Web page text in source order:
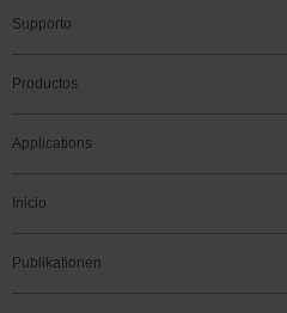
Supporto
Productos
Applications
Inicio
Publikationen